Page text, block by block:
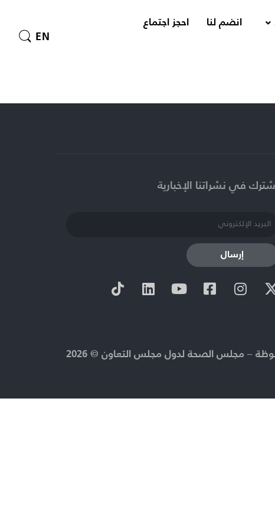
EN
احجز اجتماع انضم لنا
اشترك في نشراتنا الإخبارية​
إرسال
– مجلس الصحة لدول مجلس التعاون © 2026